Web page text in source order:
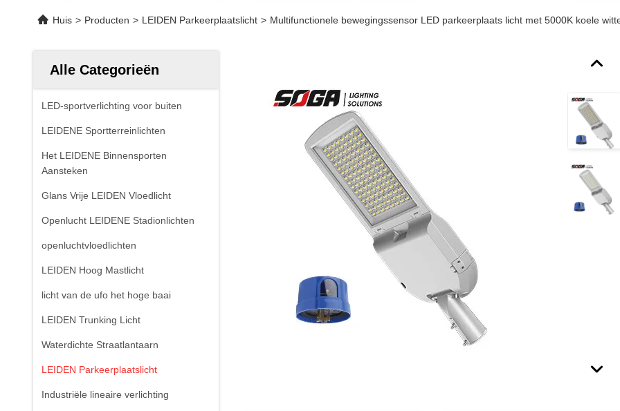
Huis > Producten > LEIDEN Parkeerplaatslicht > Multifunctionele bewegingssensor LED parkeerplaats licht met 5000K koele
Alle Categorieën
LED-sportverlichting voor buiten
LEIDENE Sportterreinlichten
Het LEIDENE Binnensporten
Aansteken
Glans Vrije LEIDEN Vloedlicht
Openlucht LEIDENE Stadionlichten
openluchtvloedlichten
LEIDEN Hoog Mastlicht
licht van de ufo het hoge baai
LEIDEN Trunking Licht
Waterdichte Straatlantaarn
LEIDEN Parkeerplaatslicht
Industriële lineaire verlichting